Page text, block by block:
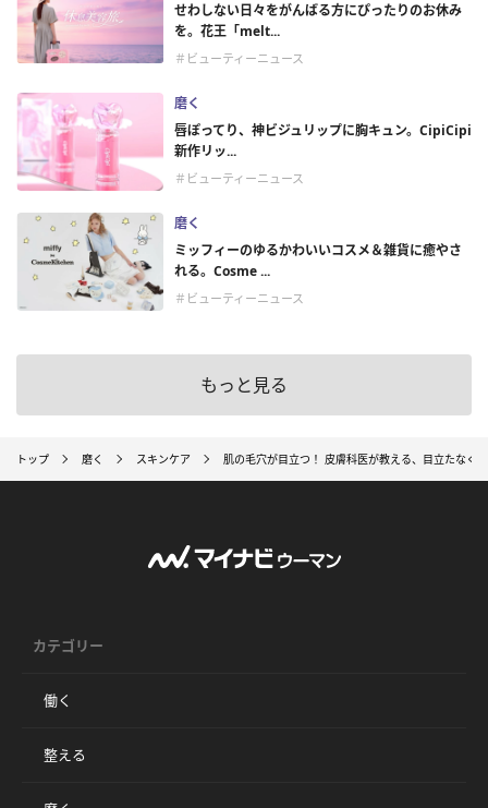
せわしない日々をがんばる方にぴったりのお休み
を。花王「melt...
＃ビューティーニュース
磨く
唇ぽってり、神ビジュリップに胸キュン。CipiCipi
新作リッ...
＃ビューティーニュース
磨く
ミッフィーのゆるかわいいコスメ＆雑貨に癒やさ
れる。Cosme ...
＃ビューティーニュース
もっと見る
トップ 磨く スキンケア 肌の毛穴が目立つ！ 皮膚科医が教える、目立たなく
カテゴリー
働く
整える